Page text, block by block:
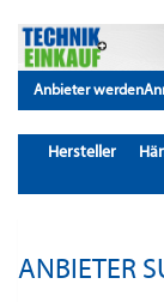
Anbieter werden
Hersteller
ANBIETER